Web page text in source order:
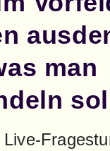
man
Live-